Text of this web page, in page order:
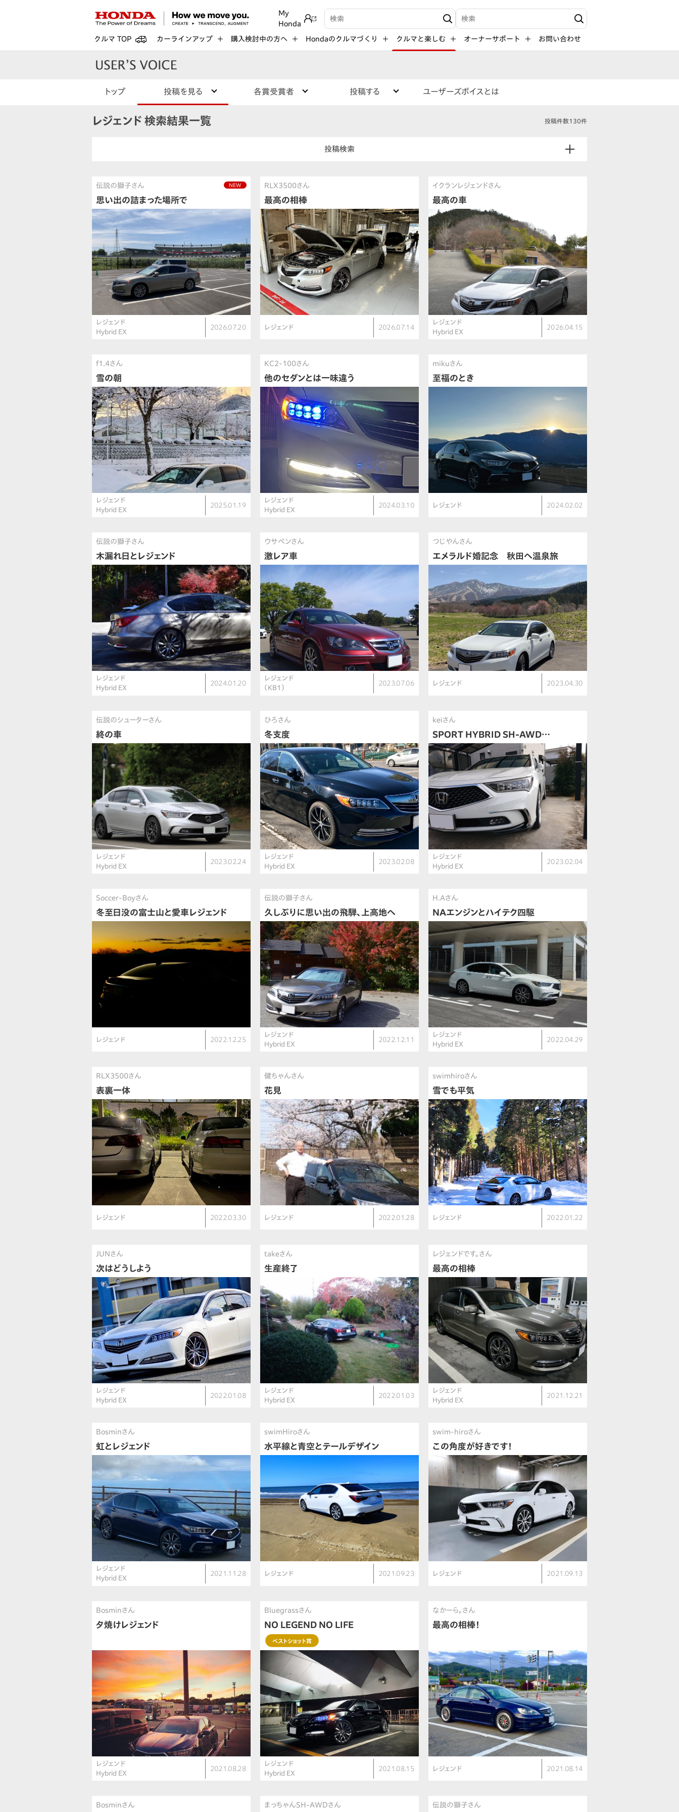
My
Honda
検索キーワード入力 検索キーワード入力
クルマ TOP カーラインアップ 購入検討中の方へ Hondaのクルマづくり クルマと楽しむ オーナーサポート お問い合わせ
トップ 投稿を見る 各賞受賞者 投稿する ユーザーズボイスとは
レジェンド 検索結果一覧 投稿件数130件
投稿検索
NEW
伝説の獅子さん
思い出の詰まった場所で
レジェンド
Hybrid EX
2026.07.20
RLX3500さん
最高の相棒
レジェンド 2026.07.14
イクランレジェンドさん
最高の車
レジェンド
Hybrid EX
2026.04.15
f1.4さん
雪の朝
レジェンド
Hybrid EX
2025.01.19
KC2-100さん
他のセダンとは一味違う
レジェンド
Hybrid EX
2024.03.10
mikuさん
至福のとき
レジェンド 2024.02.02
伝説の獅子さん
木漏れ日とレジェンド
レジェンド
Hybrid EX
2024.01.20
ウサペンさん
激レア車
レジェンド
（KB1）
2023.07.06
つじやんさん
エメラルド婚記念 秋田へ温泉旅
レジェンド 2023.04.30
伝説のシューターさん
終の車
レジェンド
Hybrid EX
2023.02.24
ひろさん
冬支度
レジェンド
Hybrid EX
2023.02.08
keiさん
SPORT HYBRID SH-AWD…
レジェンド
Hybrid EX
2023.02.04
Soccer-Boyさん
冬至日没の富士山と愛車レジェンド
レジェンド 2022.12.25
伝説の獅子さん
久しぶりに思い出の飛騨、上高地へ
レジェンド
Hybrid EX
2022.12.11
H.Aさん
NAエンジンとハイテク四駆
レジェンド
Hybrid EX
2022.04.29
RLX3500さん
表裏一体
レジェンド 2022.03.30
健ちゃんさん
花見
レジェンド 2022.01.28
swimhiroさん
雪でも平気
レジェンド 2022.01.22
JUNさん
次はどうしよう
レジェンド
Hybrid EX
2022.01.08
takeさん
生産終了
レジェンド
Hybrid EX
2022.01.03
レジェンドです。さん
最高の相棒
レジェンド
Hybrid EX
2021.12.21
Bosminさん
虹とレジェンド
レジェンド
Hybrid EX
2021.11.28
swimHiroさん
水平線と青空とテールデザイン
レジェンド 2021.09.23
swim-hiroさん
この角度が好きです！
レジェンド 2021.09.13
Bosminさん
夕焼けレジェンド
レジェンド
Hybrid EX
2021.08.28
Bluegrassさん
NO LEGEND NO LIFE
ベストショット賞
レジェンド
Hybrid EX
2021.08.15
なかーら。さん
最高の相棒！
レジェンド 2021.08.14
Bosminさん まっちゃんSH-AWDさん 伝説の獅子さん